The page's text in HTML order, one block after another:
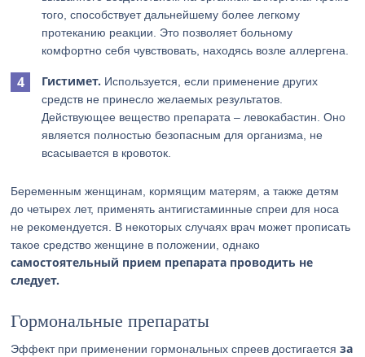
того, способствует дальнейшему более легкому
протеканию реакции. Это позволяет больному
комфортно себя чувствовать, находясь возле аллергена.
Гистимет. Используется, если применение других
средств не принесло желаемых результатов.
Действующее вещество препарата – левокабастин. Оно
является полностью безопасным для организма, не
всасывается в кровоток.
Беременным женщинам, кормящим матерям, а также детям
до четырех лет, применять антигистаминные спреи для носа
не рекомендуется. В некоторых случаях врач может прописать
такое средство женщине в положении, однако
самостоятельный прием препарата проводить не
следует.
Гормональные препараты
Эффект при применении гормональных спреев достигаетсяза